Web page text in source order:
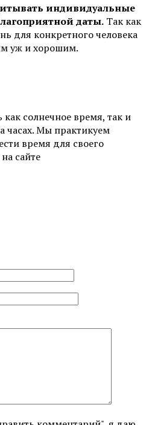
индивидуальные
даты. Так как
для конкретного человека
уж и хорошим.
солнечное время, так и
часах. Мы практикуем
время для своего
сайте